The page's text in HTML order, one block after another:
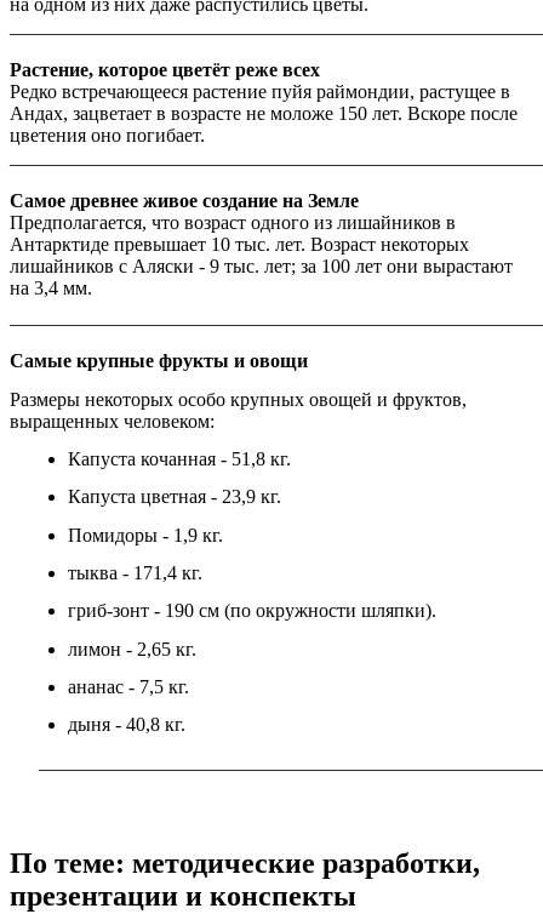
Растение, которое цветёт реже всех
Редко встречающееся растение пуйя раймондии, растущее в
Андах, зацветает в возрасте не моложе 150 лет. Вскоре после
цветения оно погибает.
Самое древнее живое создание на Земле
Предполагается, что возраст одного из лишайников в
Антарктиде превышает 10 тыс. лет. Возраст некоторых
лишайников с Аляски - 9 тыс. лет; за 100 лет они вырастают
на 3,4 мм.
Самые крупные фрукты и овощи
Размеры некоторых особо крупных овощей и фруктов,
выращенных человеком:
Капуста кочанная - 51,8 кг.
Капуста цветная - 23,9 кг.
Помидоры - 1,9 кг.
тыква - 171,4 кг.
гриб-зонт - 190 см (по окружности шляпки).
лимон - 2,65 кг.
ананас - 7,5 кг.
дыня - 40,8 кг.
По теме: методические разработки,
презентации и конспекты